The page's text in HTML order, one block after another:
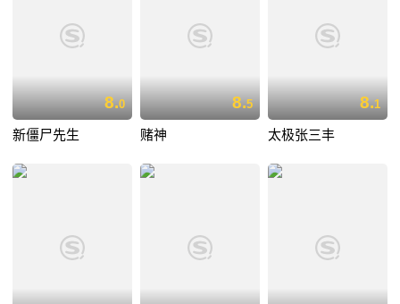
8.0
新僵尸先生
8.5
赌神
8.1
太极张三丰